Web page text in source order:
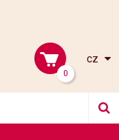
0
cz